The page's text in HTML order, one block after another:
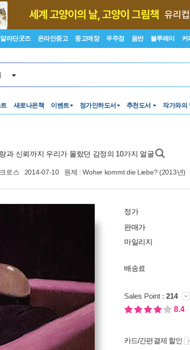
알라딘굿즈 온라인중고 중고매장 우주점 음반 블루레이 커
새로나온책 이벤트 정가인하도서 추천도서 작가와의
과 신뢰까지 우리가 몰랐던 감정의 10가지 얼굴
로스 2014-07-10 원제 : Woher kommt die Liebe? (2013년)
정가
판매가
마일리지
배송료
Sales Point : 214
8.4
카드/간편결제 할인